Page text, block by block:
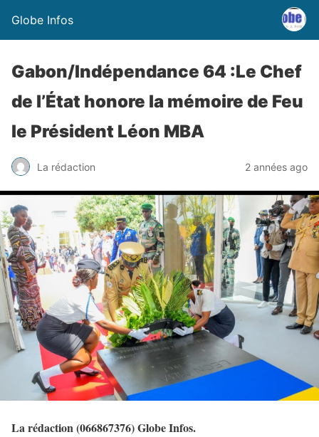
Globe Infos
Gabon/Indépendance 64 :Le Chef
de l’État honore la mémoire de Feu
le Président Léon MBA
La rédaction 2 années ago
Larédaction (066867376) Globe Infos.